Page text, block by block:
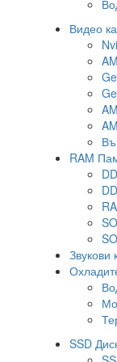
Видео
RAM
Звукови
SSD